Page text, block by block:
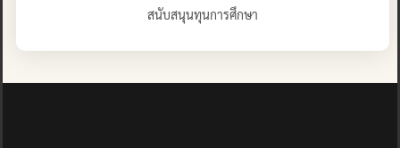
สนับสนุนทุนการศึกษา